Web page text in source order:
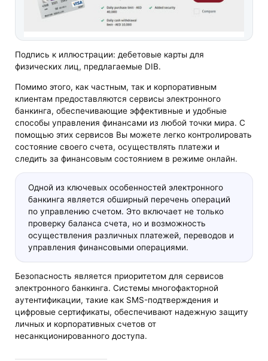
Подпись к иллюстрации: дебетовые карты для
физических лиц, предлагаемые DIB.
Помимо этого, как частным, так и корпоративным
клиентам предоставляются сервисы электронного
банкинга, обеспечивающие эффективные и удобные
способы управления финансами из любой точки мира. С
помощью этих сервисов Вы можете легко контролировать
состояние своего счета, осуществлять платежи и
следить за финансовым состоянием в режиме онлайн.
Одной из ключевых особенностей электронного
банкинга является обширный перечень операций
по управлению счетом. Это включает не только
проверку баланса счета, но и возможность
осуществления различных платежей, переводов и
управления финансовыми операциями.
Безопасность является приоритетом для сервисов
электронного банкинга. Системы многофакторной
аутентификации, такие как SMS-подтверждения и
цифровые сертификаты, обеспечивают надежную защиту
личных и корпоративных счетов от
несанкционированного доступа.